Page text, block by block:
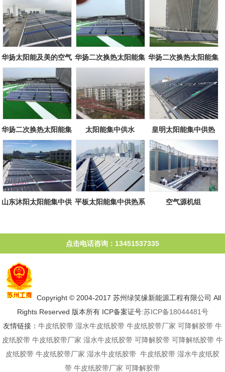
华扬太阳能及美的空气 华扬二次换热太阳能集 华扬二次换热太阳能集
中系统
华扬二次换热太阳能集
中系统
太阳能集中供水 皇明太阳能集中供热
山东沐阳太阳能集中供 平板太阳能集中供热系
空气源机组
点击电话咨询：13451537335
Copyright © 2004-2017 苏州绿笑缘新能源工程有限公司 All
Rights Reserved 版本所有 ICP备案证号:苏ICP备18044481号
友情链接： 牛皮纸胶带 湿水牛皮纸胶带 牛皮纸胶带厂家 可降解胶带 牛
皮纸胶带 牛皮纸胶带厂家 湿水牛皮纸胶带 可降解胶带 可降解纸胶带 牛
皮纸胶带 牛皮纸胶带厂家 湿水牛皮纸胶带 牛皮纸胶带 湿水牛皮纸胶
带 牛皮纸胶带厂家 可降解胶带